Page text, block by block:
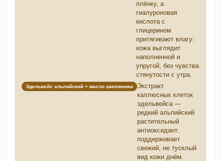
плёнку, а
гиалуроновая
кислота с
глицерином
притягивают влагу:
кожа выглядит
наполненной и
упругой, без чувства
стянутости с утра.
Эдельвейс альпийский + масло шиповника
Экстракт
каллюсных клеток
эдельвейса —
редкий альпийский
растительный
антиоксидант:
поддерживает
свежий, не тусклый
вид кожи днём.